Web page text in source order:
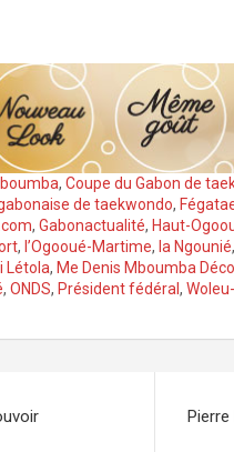
, Coupe du Gabon de
de taekwondo,
, Gabonactualité, Haut-
, l’Ogooué-Martime, la Ngounié,
Létola, Me Denis Mboumba
, ONDS, Président fédéral,